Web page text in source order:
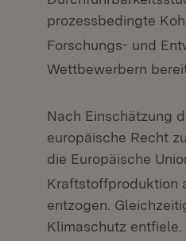
prozessbedingte
Forschungs- und
Wettbewerbern
Nach Einschätzung
europäische Recht
die Europäische
Kraftstoffproduktion
entzogen.
Klimaschutz